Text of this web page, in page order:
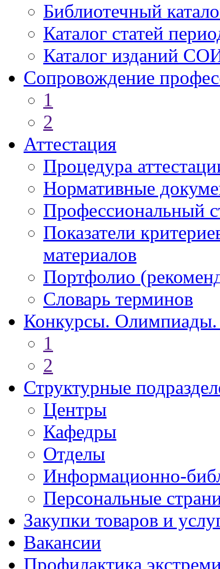
Библиотечный
Каталог статей
Каталог изданий
Сопровождение
1
2
Аттестация
Процедура
Нормативные
Профессиональный
Показатели
материалов
Портфолио
Словарь терминов
Конкурсы.
1
2
Структурные
Центры
Кафедры
Отделы
Информационно-
Персональные
Закупки товаров и
Вакансии
Профилактика